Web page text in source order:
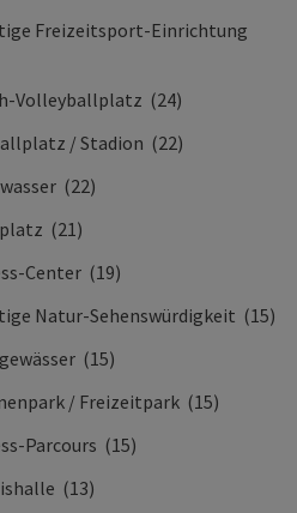
Freizeitsport-Einrichtung
Volleyballplatz (24)
/ Stadion (22)
(22)
(21)
Center (19)
Natur-Sehenswürdigkeit (15)
(15)
/ Freizeitpark (15)
Parcours (15)
(13)